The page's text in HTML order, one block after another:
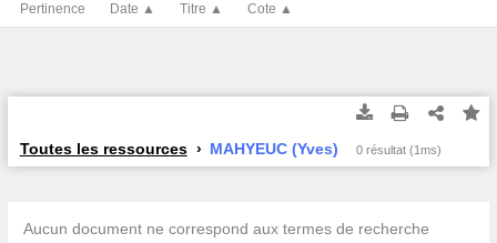
Pertinence Date ▲ Titre ▲ Cote ▲
Toutes les ressources MAHYEUC (Yves) 0 résultat (1ms)
Aucun document ne correspond aux termes de recherche